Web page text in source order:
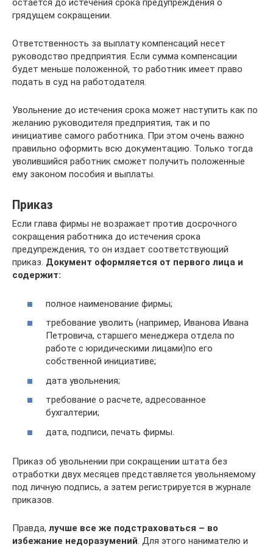
остается до истечения срока предупреждения о
грядущем сокращении.
Ответственность за выплату компенсаций несет
руководство предприятия. Если сумма компенсации
будет меньше положенной, то работник имеет право
подать в суд на работодателя.
Увольнение до истечения срока может наступить как по
желанию руководителя предприятия, так и по
инициативе самого работника. При этом очень важно
правильно оформить всю документацию. Только тогда
уволившийся работник сможет получить положенные
ему законом пособия и выплаты.
Приказ
Если глава фирмы не возражает против досрочного
сокращения работника до истечения срока
предупреждения, то он издает соответствующий
приказ. Документ оформляется от первого лица и
содержит:
полное наименование фирмы;
требование уволить (например, Иванова Ивана
Петровича, старшего менеджера отдела по
работе с юридическими лицами)по его
собственной инициативе;
дата увольнения;
требование о расчете, адресованное
бухгалтерии;
дата, подписи, печать фирмы.
Приказ об увольнении при сокращении штата без
отработки двух месяцев представляется увольняемому
под личную подпись, а затем регистрируется в журнале
приказов.
Правда, лучше все же подстраховаться – во
избежание недоразумений . Для этого нанимателю и